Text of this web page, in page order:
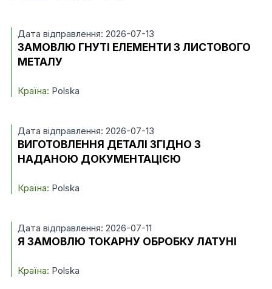
Дата відправлення: 2026-07-13
ЗАМОВЛЮ ГНУТІ ЕЛЕМЕНТИ З ЛИСТОВОГО
МЕТАЛУ
Країна: Polska
Дата відправлення: 2026-07-13
ВИГОТОВЛЕННЯ ДЕТАЛІ ЗГІДНО З
НАДАНОЮ ДОКУМЕНТАЦІЄЮ
Країна: Polska
Дата відправлення: 2026-07-11
Я ЗАМОВЛЮ ТОКАРНУ ОБРОБКУ ЛАТУНІ
Країна: Polska